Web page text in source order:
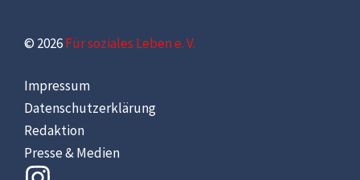
© 2026Für soziales Leben e. V.
Impressum
Datenschutzerklärung
Redaktion
Presse & Medien